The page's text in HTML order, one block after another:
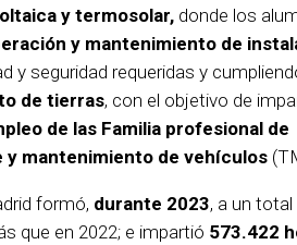
y termosolar, donde los
y mantenimiento de
y seguridad requeridas y
de tierras, con el objetivo de
de las Familia profesional de
y mantenimiento de vehículos
formó, durante 2023, a un total
que en 2022; e impartió 573.422